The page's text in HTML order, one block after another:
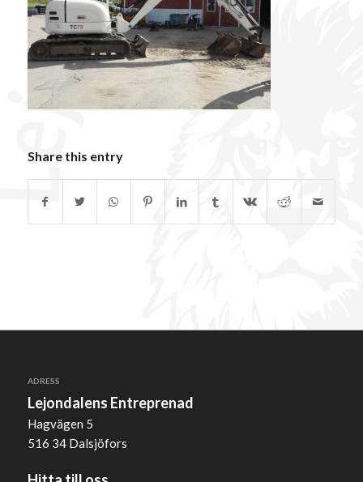
Share this entry
ADRESS
Lejondalens Entreprenad
Hagvägen 5
516 34 Dalsjöfors